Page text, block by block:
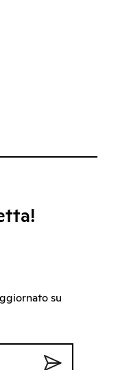
su